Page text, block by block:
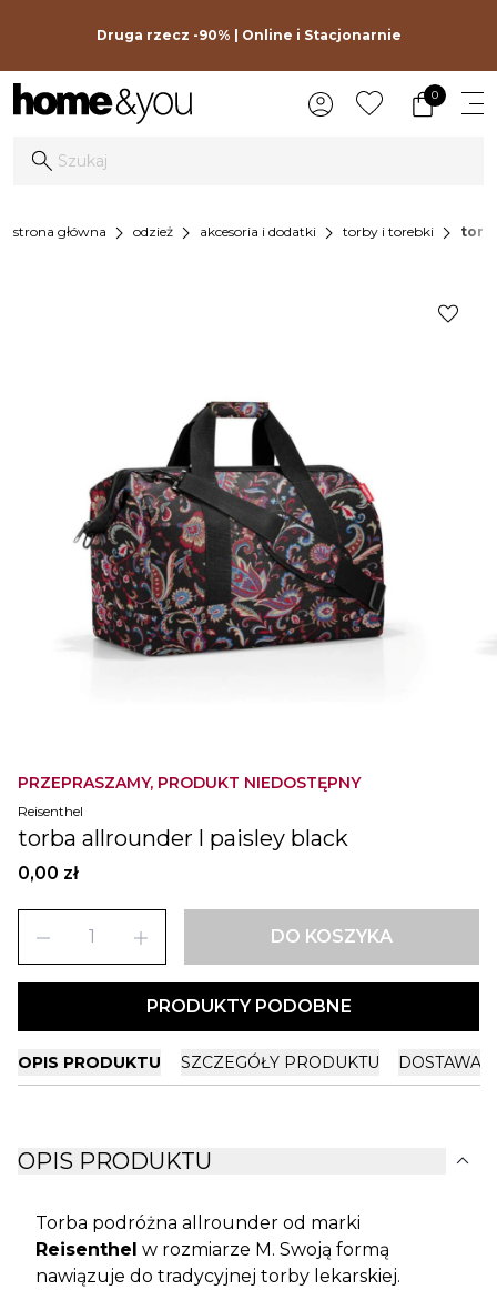
Druga rzecz -90% | Online i Stacjonarnie
0
strona główna chevron_right odzież chevron_right akcesoria i dodatki chevron_right torby i torebki chevron_right
PRZEPRASZAMY, PRODUKT NIEDOSTĘPNY
Reisenthel
torba allrounder l paisley black
0,00 zł
remove add DO KOSZYKA
PRODUKTY PODOBNE
favorite
OPIS PRODUKTU SZCZEGÓŁY PRODUKTU DOSTAWA
OPIS PRODUKTU expand_more
Torba podróżna allrounder od marki
Reisenthel w rozmiarze M. Swoją formą
nawiązuje do tradycyjnej torby lekarskiej.